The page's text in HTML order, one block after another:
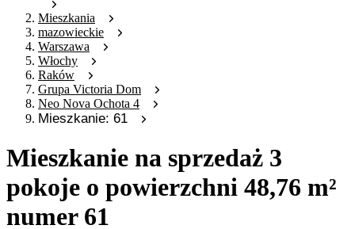
Mieszkania
mazowieckie
Warszawa
Włochy
Raków
Grupa Victoria Dom
Neo Nova Ochota 4
Mieszkanie: 61
Mieszkanie na sprzedaż 3
pokoje o powierzchni 48,76 m²
numer 61